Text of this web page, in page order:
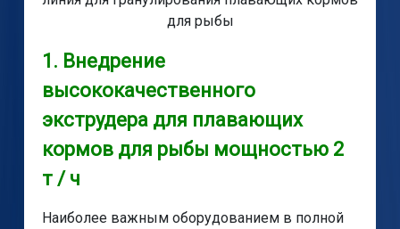
для рыбы
1. Внедрение
высококачественного
экструдера для плавающих
кормов для рыбы мощностью 2
т / ч
Наиболее важным оборудованием в полной